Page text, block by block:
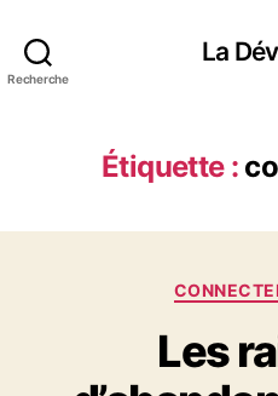
Recherche
La
Étiquette :
t
Les